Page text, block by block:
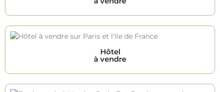
Hôtel
à vendre